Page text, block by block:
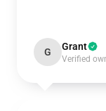
G Grant
Verified